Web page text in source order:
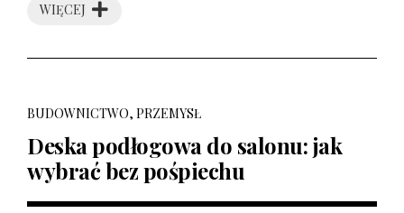
WIĘCEJ
BUDOWNICTWO, PRZEMYSŁ
Deska podłogowa do salonu: jak
wybrać bez pośpiechu